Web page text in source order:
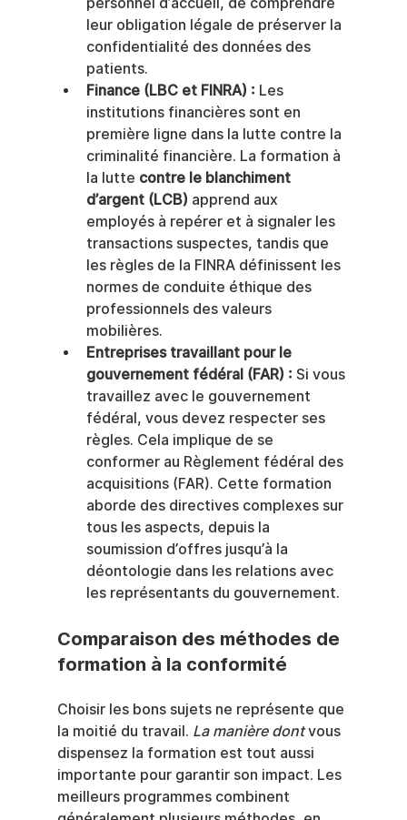
leur obligation légale de préserver la
confidentialité des données des
patients.
Finance (LBC et FINRA) : Les
institutions financières sont en
première ligne dans la lutte contre la
criminalité financière. La formation à
la lutte contre le blanchiment
d’argent (LCB) apprend aux
employés à repérer et à signaler les
transactions suspectes, tandis que
les règles de la FINRA définissent les
normes de conduite éthique des
professionnels des valeurs
mobilières.
Entreprises travaillant pour le
gouvernement fédéral (FAR) : Si vous
travaillez avec le gouvernement
fédéral, vous devez respecter ses
règles. Cela implique de se
conformer au Règlement fédéral des
acquisitions (FAR). Cette formation
aborde des directives complexes sur
tous les aspects, depuis la
soumission d’offres jusqu’à la
déontologie dans les relations avec
les représentants du gouvernement.
Comparaison des méthodes de
formation à la conformité
Choisir les bons sujets ne représente que
la moitié du travail. La manière dont vous
dispensez la formation est tout aussi
importante pour garantir son impact. Les
meilleurs programmes combinent